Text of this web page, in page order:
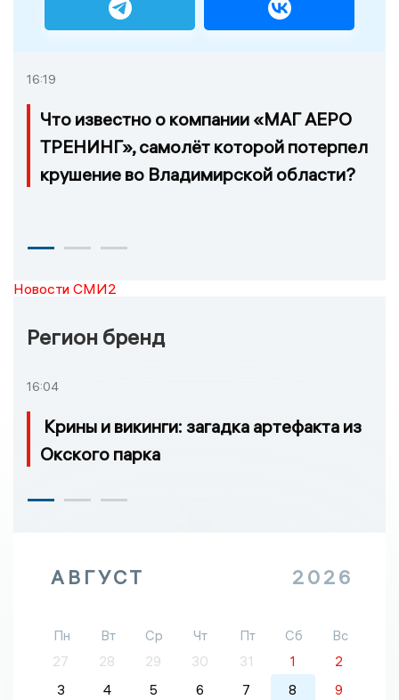
16:19
Что известно о компании «МАГ АЕРО
ТРЕНИНГ», самолёт которой потерпел
крушение во Владимирской области?
Новости СМИ2
Регион бренд
16:04
Крины и викинги: загадка артефакта из
Окского парка
АВГУСТ 2026
Пн Вт Ср Чт Пт Сб
Вс
27
28 29 30 31 1
2
3
4 5 6 7 8 9